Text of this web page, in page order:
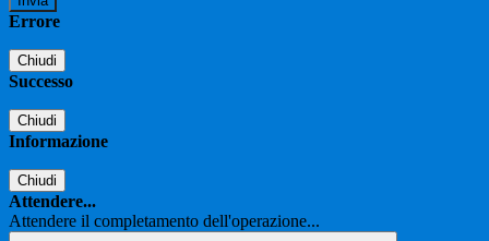
Errore
Chiudi
Successo
Chiudi
Informazione
Chiudi
Attendere...
Attendere il completamento dell'operazione...